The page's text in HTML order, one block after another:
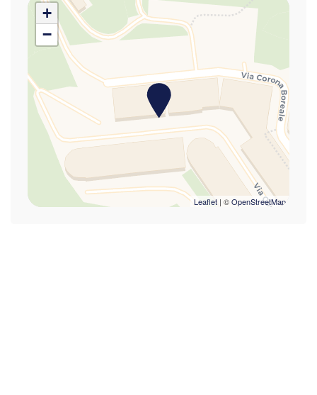
Forni a microonde
Frigorifero
Internet Wireless
Letto a castello
Moka
Piatti e Stoviglie
Riscaldamento
Shampoo
Soggiorno
Tavolo e sedie
Utensili da Cucina
+
−
Leaflet | ©OpenStreetMap